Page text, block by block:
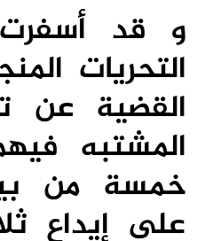
و قد أسفرت
التحريات
القضية عن
المشتبه
خمسة من
على إيداع